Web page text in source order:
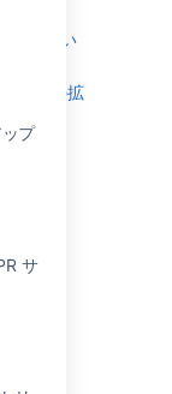
プ
サ
: 新しい
方法の拡